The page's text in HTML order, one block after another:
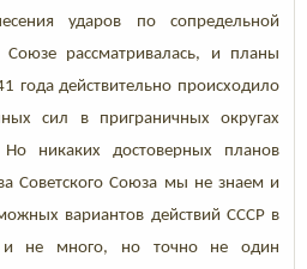
ударов по сопредельной
рассматривалась, и планы
года действительно происходило
сил в приграничных округах
Но никаких достоверных планов
Советского Союза мы не знаем и
вариантов действий СССР в
не много, но точно не один